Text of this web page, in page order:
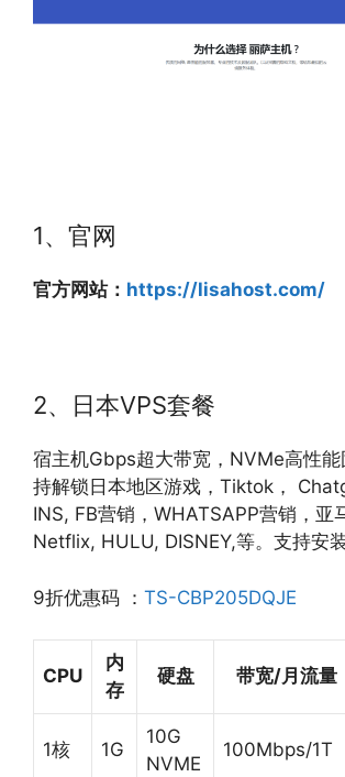
1、官网
官方网站： https://lisahost.com/
2、日本VPS套餐
宿主机Gbps超大带宽，NVMe高性能
持解锁日本地区游戏，Tiktok，
INS, FB营销，WHATSAPP营销，亚
Netflix, HULU, DISNEY,等。支持安
9折优惠码 ： TS-CBP205DQJE
CPU
内
存
硬盘 带宽/月流量
1核 1G
10G
NVME
100Mbps/1T